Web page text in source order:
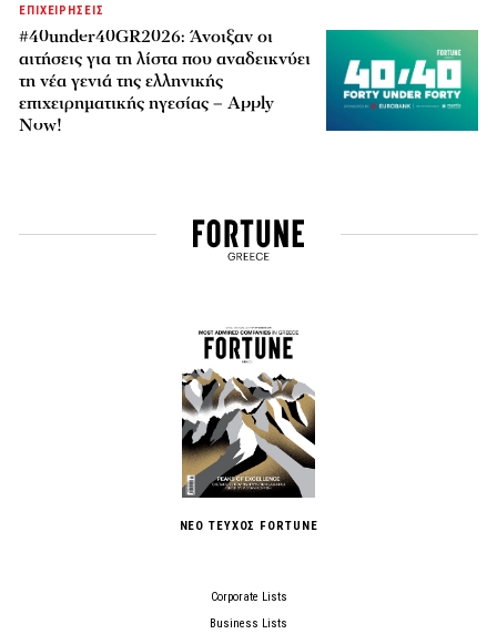
ΕΠΙΧΕΙΡΗΣΕΙΣ
#40under40GR2026: Άνοιξαν οι
αιτήσεις για τη λίστα που αναδεικνύει
τη νέα γενιά της ελληνικής
επιχειρηματικής ηγεσίας – Apply
Now!
ΝΕΟ ΤΕΥΧΟΣ FORTUNE
Corporate Lists
Business Lists